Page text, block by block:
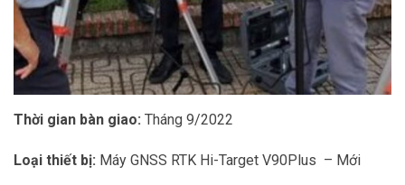
Thời gian bàn giao: Tháng 9/2022
Loại thiết bị: Máy GNSS RTK Hi-Target V90Plus – Mới